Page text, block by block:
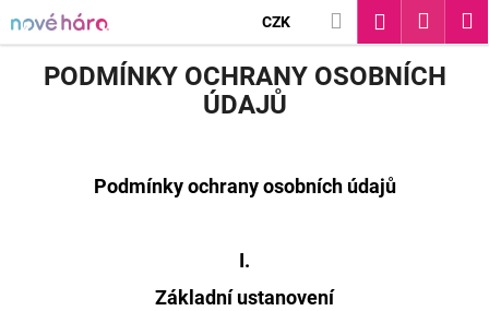
na
obsah
CZK Hledat Přihlášení
košík
PODMÍNKY OCHRANY OSOBNÍCH
ÚDAJŮ
Podmínky ochrany osobních údajů
I.
Základní ustanovení
K
O